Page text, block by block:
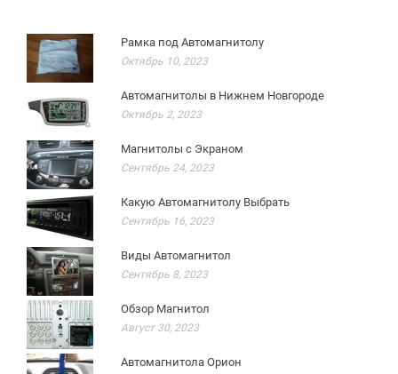
Рамка под Автомагнитолу
Октябрь 10, 2023
Автомагнитолы в Нижнем Новгороде
Октябрь 2, 2023
Магнитолы с Экраном
Сентябрь 24, 2023
Какую Автомагнитолу Выбрать
Сентябрь 16, 2023
Виды Автомагнитол
Сентябрь 8, 2023
Обзор Магнитол
Август 30, 2023
Автомагнитола Орион